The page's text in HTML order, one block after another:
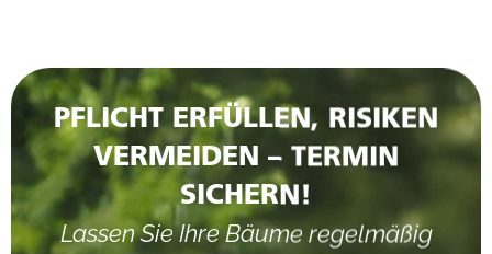
VERMEIDEN – TERMIN
SICHERN!
Lassen Sie Ihre Bäume regelmäßig
kontrollieren – für mehr Sicherheit und
langfristige Gesundheit!